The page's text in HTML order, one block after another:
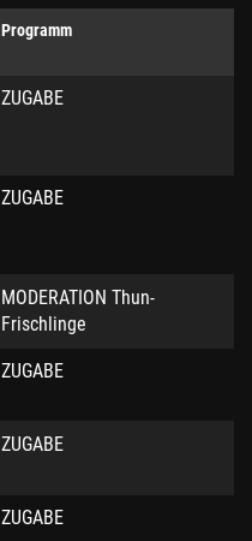
Programm
ZUGABE
ZUGABE
MODERATION Thun-
Frischlinge
ZUGABE
ZUGABE
ZUGABE